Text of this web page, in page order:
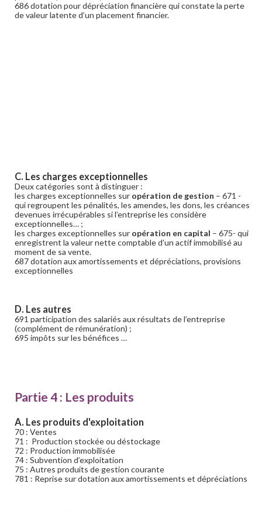
686 dotation pour dépréciation financière qui constate la perte
de valeur latente d’un placement financier.
C. Les charges exceptionnelles
Deux catégories sont à distinguer :
les charges exceptionnelles sur opération de gestion – 671 -
qui regroupent les pénalités, les amendes, les dons, les créances
devenues irrécupérables si l’entreprise les considère
exceptionnelles… ;
les charges exceptionnelles sur opération en capital – 675- qui
enregistrent la valeur nette comptable d’un actif immobilisé au
moment de sa vente.
687 dotation aux amortissements et dépréciations, provisions
exceptionnelles
D. Les autres
691 participation des salariés aux résultats de l’entreprise
(complément de rémunération) ;
695 impôts sur les bénéfices …
Partie 4 : Les produits
A. Les produits d'exploitation
70 : Ventes
71 : Production stockée ou déstockage
72 : Production immobilisée
74 : Subvention d’exploitation
75 : Autres produits de gestion courante
781 : Reprise sur dotation aux amortissements et dépréciations